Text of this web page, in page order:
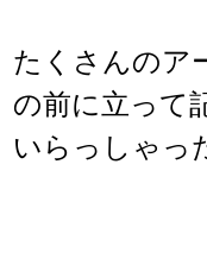
たくさんのア
の前に立って
いらっしゃっ